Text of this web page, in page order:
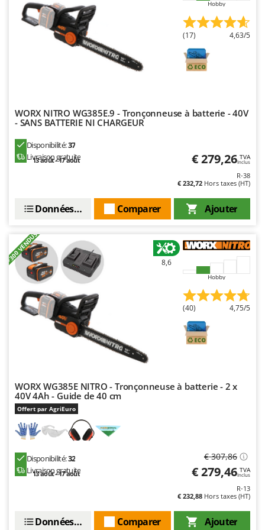
Master
Mastercook
Masterpro
Mille
Mockmill
More than chef
MOVA
MTD
N
New O.M.R.A.
Nilfisk
Ninja
Novatec
O
Officine Savioli
Oliviero
OMA
Ooni
Hobby
(17) 4,63/5
WORX NITRO WG385E.9 - Tronçonneuse à batterie - 40V
- SANS BATTERIE NI CHARGEUR
Disponibilité:37
Livraison gratuite
13 août - 17 août € 279,26 TVA
Inclus
R-38
€ 232,72 Hors taxes (HT)
Ajouter
Comparer
Données techniques
+300 VENDUS 8,6
Hobby
(40) 4,75/5
WORX WG385E NITRO - Tronçonneuse à batterie - 2 x
40V 4Ah - Guide de 40 cm
Offert par AgriEuro
Disponibilité:32
Livraison gratuite
13 août - 17 août
€ 307,86
€ 279,46 TVA
Inclus
R-13
€ 232,88 Hors taxes (HT)
Ajouter
Comparer
Données techniques